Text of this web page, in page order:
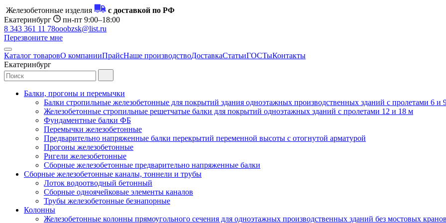
Железобетонные изделия
с доставкой по РФ
Екатеринбург
пн-пт 9:00–18:00
8 343 361 11 78ooobzsk@list.ru
Перезвоните мне
Каталог товаровО компанииПрайсНаше производствоДоставкаСтатьиГОСТыКонтакты
Екатеринбург
Балки, прогоны и перемычки
Балки стропильные железобетонные для покрытий здания одноэтажных производственных зданий с пролетами 6
Железобетонные стропильные решетчатые балки для покрытий одноэтажных зданий с пролетами 12 и 18 м
Фундаментные балки ФБ
Перемычки железобетонные
Предварительно напряженные балки перекрытий переменной высоты с отогнутой арматурой
Прогоны железобетонные
Ригели железобетонные
Сборные железобетонные предварительно напряженные балки
Сборные железобетонные каналы, тоннели и трубы
Лоток водоотводный бетонный
Сборные одноячейковые элементы каналов
Трубы железобетонные безнапорные
Колонны
Железобетонные колонны прямоугольного сечения для одноэтажных производственных зданий без мостовых кранов